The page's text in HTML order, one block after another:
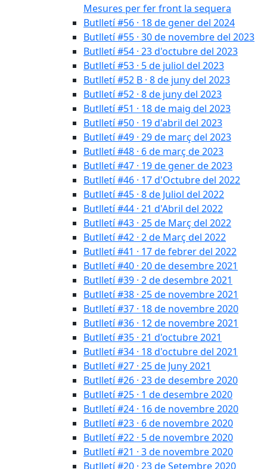
Mesures per fer front la sequera
Butlletí #56 · 18 de gener del 2024
Butlletí #55 · 30 de novembre del 2023
Butlletí #54 · 23 d'octubre del 2023
Butlletí #53 · 5 de juliol del 2023
Butlletí #52 B · 8 de juny del 2023
Butlletí #52 · 8 de juny del 2023
Butlletí #51 · 18 de maig del 2023
Butlletí #50 · 19 d'abril del 2023
Butlletí #49 · 29 de març del 2023
Butlletí #48 · 6 de març de 2023
Butlletí #47 · 19 de gener de 2023
Butlletí #46 · 17 d'Octubre del 2022
Butlletí #45 · 8 de Juliol del 2022
Butlletí #44 · 21 d'Abril del 2022
Butlletí #43 · 25 de Març del 2022
Butlletí #42 · 2 de Març del 2022
Butlletí #41 · 17 de febrer del 2022
Butlletí #40 · 20 de desembre 2021
Butlletí #39 · 2 de desembre 2021
Butlletí #38 · 25 de novembre 2021
Butlletí #37 · 18 de novembre 2020
Butlletí #36 · 12 de novembre 2021
Butlletí #35 · 21 d'octubre 2021
Butlletí #34 · 18 d'octubre del 2021
Butlletí #27 · 25 de Juny 2021
Butlletí #26 · 23 de desembre 2020
Butlletí #25 · 1 de desembre 2020
Butlletí #24 · 16 de novembre 2020
Butlletí #23 · 6 de novembre 2020
Butlletí #22 · 5 de novembre 2020
Butlletí #21 · 3 de novembre 2020
Butlletí #20 · 23 de Setembre 2020